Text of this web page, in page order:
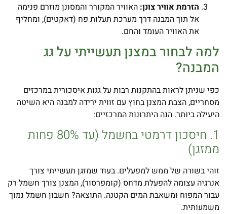
הזרמת אוויר צונן: האוויר המקורר והמסונן מוזרם פנימה
אל תוך המבנה דרך מערכת תעלות פח (דאקטים), ומחליף
את האוויר העומד והחם.
למה לבחור במצנן תעשייתי על גג
המבנה?
כפי שניתן לראות בהתקנות רבות על גגות איסכורית במרכזים
מסחריים, הצבת המצנן בחוץ עם זווית ירידה למבנה היא השיטה
היעילה ביותר. הנה היתרונות המרכזיים:
1. חיסכון דרמטי בחשמל (עד 80% פחות
ממזגן)
זוהי בשורה של ממש למפעלים. בעוד שמזגן תעשייתי צורך
אנרגיה עצומה להפעלת מדחס (קומפרסור), המצנן צורך חשמל רק
עבור המפוח ומשאבת המים הקטנה. התוצאה? חשבון חשמל נמוך
משמעותית.